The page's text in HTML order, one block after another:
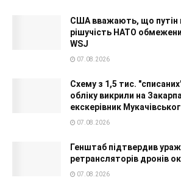
США вважають, що путін
рішучість НАТО
WSJ
07.08.2026
Схему з 1,5 тис.
обліку викрили на
екскерівник
07.08.2026
Генштаб підтвердив
ретрансляторів дронів
07.08.2026